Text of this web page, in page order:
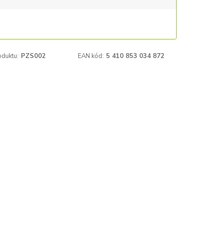
PZS002 EAN kód: 5 410 853 034 872